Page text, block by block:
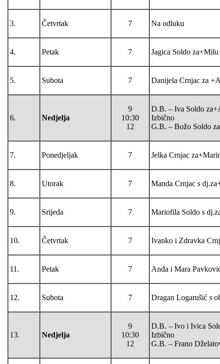
3. Četvrtak 7 Na odluku
4. Petak 7 Jagica Soldo
5. Subota 7 Danijela Crnjac za
6. Nedjelja
9
10:30
12
D.B. – Iva Soldo
Izbično
G.B. – Božo Soldo
7. Ponedjeljak 7 Jelka Crnjac
8. Utorak 7 Manda Crnjac s
9. Srijeda 7 Mariofila Soldo s
10. Četvrtak 7 Ivanko i Zdravka
11. Petak 7 Anđa i Mara
12. Subota 7 Dragan Logarušić s
13. Nedjelja
9
10:30
12
D.B. – Ivo i Ivica
Izbično
G.B. – Frano